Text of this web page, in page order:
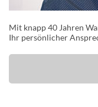
Mit knapp 40 Jahren
Ihr persönlicher